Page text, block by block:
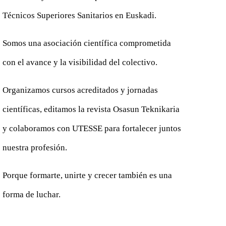
Técnicos Superiores Sanitarios en Euskadi.
Somos una asociación científica comprometida
con el avance y la visibilidad del colectivo.
Organizamos cursos acreditados y jornadas
científicas, editamos la revista Osasun Teknikaria
y colaboramos con UTESSE para fortalecer juntos
nuestra profesión.
Porque formarte, unirte y crecer también es una
forma de luchar.